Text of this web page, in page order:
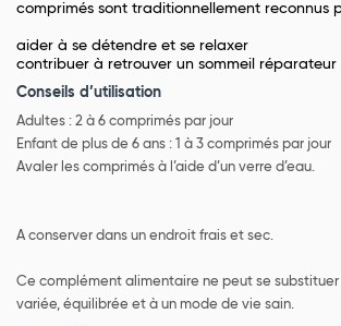
comprimés sont traditionnellement reconnus
aider à se détendre et se relaxer
contribuer à retrouver un sommeil réparateur
Conseils d’utilisation
Adultes : 2 à 6 comprimés par jour
Enfant de plus de 6 ans : 1 à 3 comprimés par jour
Avaler les comprimés à l’aide d’un verre d’eau.
A conserver dans un endroit frais et sec.
Ce complément alimentaire ne peut se
variée, équilibrée et à un mode de vie sain.